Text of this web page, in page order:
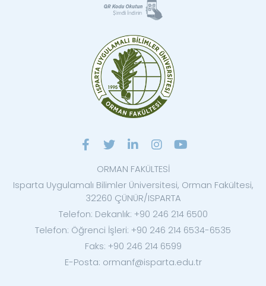
ORMAN FAKÜLTESİ
Isparta Uygulamalı Bilimler Üniversitesi, Orman Fakültesi,
32260 ÇÜNÜR/ISPARTA
Telefon: Dekanlık: +90 246 214 6500
Telefon: Öğrenci İşleri: +90 246 214 6534-6535
Faks: +90 246 214 6599
E-Posta: ormanf@isparta.edu.tr